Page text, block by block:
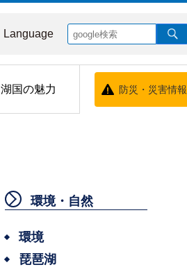
Language
湖国の魅力 防災・災害情報
環境・自然
環境
琵琶湖